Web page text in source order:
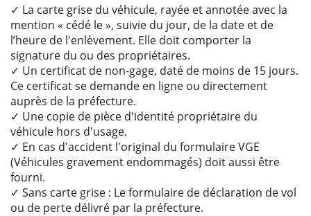
✓ La carte grise du véhicule, rayée et annotée avec la
mention « cédé le », suivie du jour, de la date et de
l’heure de l'enlèvement. Elle doit comporter la
signature du ou des propriétaires.
✓ Un certificat de non-gage, daté de moins de 15 jours.
Ce certificat se demande en ligne ou directement
auprès de la préfecture.
✓ Une copie de pièce d'identité propriétaire du
véhicule hors d'usage.
✓ En cas d'accident l'original du formulaire VGE
(Véhicules gravement endommagés) doit aussi être
fourni.
✓ Sans carte grise : Le formulaire de déclaration de vol
ou de perte délivré par la préfecture.